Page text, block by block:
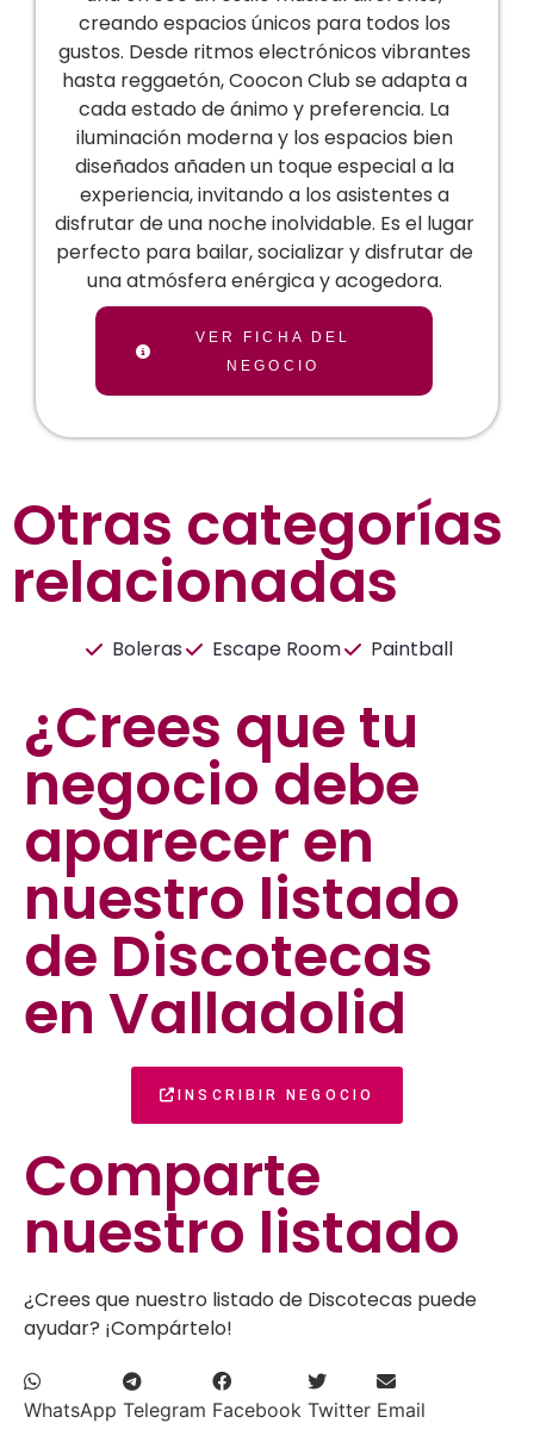
creando espacios únicos para todos los
gustos. Desde ritmos electrónicos vibrantes
hasta reggaetón, Coocon Club se adapta a
cada estado de ánimo y preferencia. La
iluminación moderna y los espacios bien
diseñados añaden un toque especial a la
experiencia, invitando a los asistentes a
disfrutar de una noche inolvidable. Es el lugar
perfecto para bailar, socializar y disfrutar de
una atmósfera enérgica y acogedora.
VER FICHA DEL
NEGOCIO
Otras categorías
relacionadas
Boleras Escape Room Paintball
¿Crees que tu
negocio debe
aparecer en
nuestro listado
de Discotecas
en Valladolid
INSCRIBIR NEGOCIO
Comparte
nuestro listado
¿Crees que nuestro listado de Discotecas puede
ayudar? ¡Compártelo!
WhatsApp Telegram Facebook Twitter Email